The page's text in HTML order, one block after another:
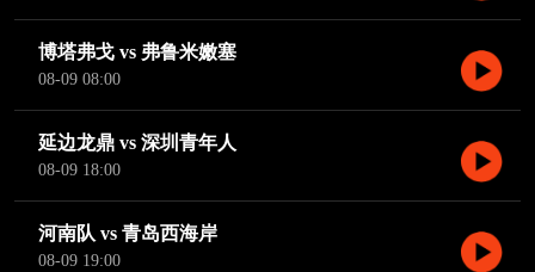
博塔弗戈 vs 弗鲁米嫩塞
08-09 08:00
延边龙鼎 vs 深圳青年人
08-09 18:00
河南队 vs 青岛西海岸
08-09 19:00